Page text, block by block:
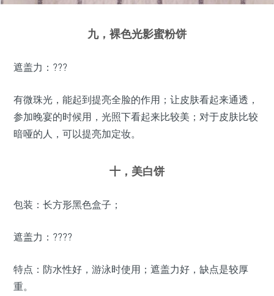
九，裸色光影蜜粉饼
遮盖力：???
有微珠光，能起到提亮全脸的作用；让皮肤看起来通透，
参加晚宴的时候用，光照下看起来比较美；对于皮肤比较
暗哑的人，可以提亮加定妆。
十，美白饼
包装：长方形黑色盒子；
遮盖力：????
特点：防水性好，游泳时使用；遮盖力好，缺点是较厚
重。